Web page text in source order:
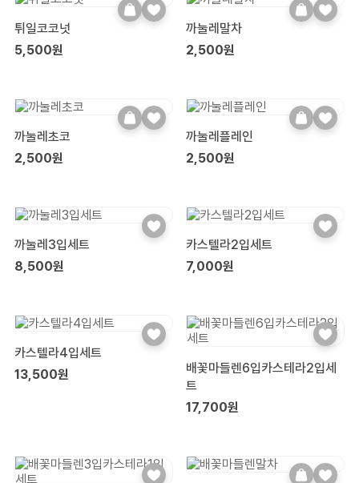
튀일코코넛
5,500원
까눌레말차
2,500원
까눌레초코
2,500원
까눌레플레인
2,500원
까눌레3입세트
8,500원
카스텔라2입세트
7,000원
카스텔라4입세트
13,500원
배꽃마들렌6입카스테라2입세
트
17,700원